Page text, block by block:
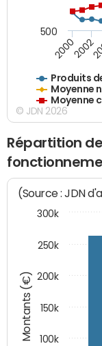
Produits
Moyenne
Moyenne
20002002
500
© JDN 2026
Répartition
Montants (€)
(Source : JDN
100k
150k
200k
250k
300k